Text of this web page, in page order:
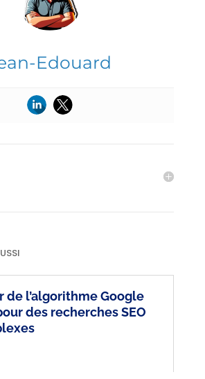
Edouard
de l’algorithme Google
des recherches SEO